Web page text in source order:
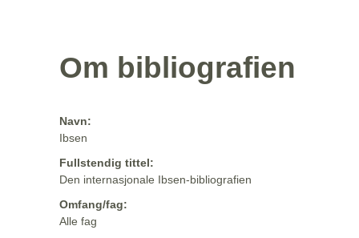
Om bibliografien
Navn:
Ibsen
Fullstendig tittel:
Den internasjonale Ibsen-bibliografien
Omfang/fag:
Alle fag